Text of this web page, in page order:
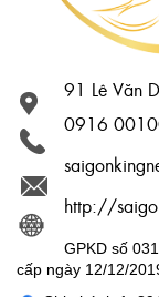
91 Lê Văn
0916
http://
GPKD số
cấp ngày 12/12/